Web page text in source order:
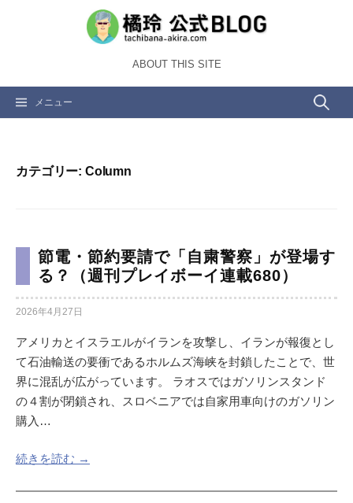
ツ
ABOUT THIS SITE
メニュー 検
カテゴリー: Column
節電・節約要請で「自粛警察」が登場す
る？（週刊プレイボーイ連載680）
2026年4月27日
アメリカとイスラエルがイランを攻撃し、イランが報復とし
て石油輸送の要衝であるホルムズ海峡を封鎖したことで、世
界に混乱が広がっています。 ラオスではガソリンスタンド
の４割が閉鎖され、スロベニアでは自家用車向けのガソリン
購入…
続きを読む →